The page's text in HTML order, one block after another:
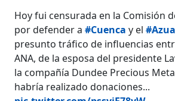
Hoy fui censurada en la Comisión
por defender a#Cuenca y el
presunto tráfico de influencias
ANA, de la esposa del presidente
la compañía Dundee Precious
habría realizado donaciones...